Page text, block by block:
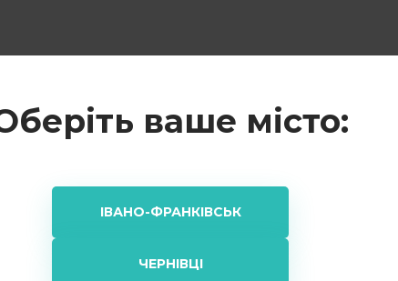
які особливо цінують пацієнти
По-друге, відсутність
з підвищеною чутливістю до болю, а
медикаментозну седацію.
у Чернівцях
ваше місто:
ІВАНО-ФРАНКІВСЬК
ЧЕРНІВЦІ